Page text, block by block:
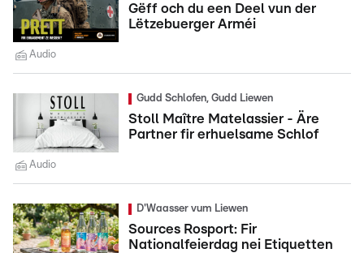
Gëff och du een Deel vun der
Lëtzebuerger Arméi
Audio
Gudd Schlofen, Gudd Liewen
Stoll Maître Matelassier - Äre
Partner fir erhuelsame Schlof
Audio
D'Waasser vum Liewen
Sources Rosport: Fir
Nationalfeierdag nei Etiquetten